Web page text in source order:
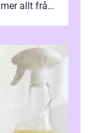
allt från